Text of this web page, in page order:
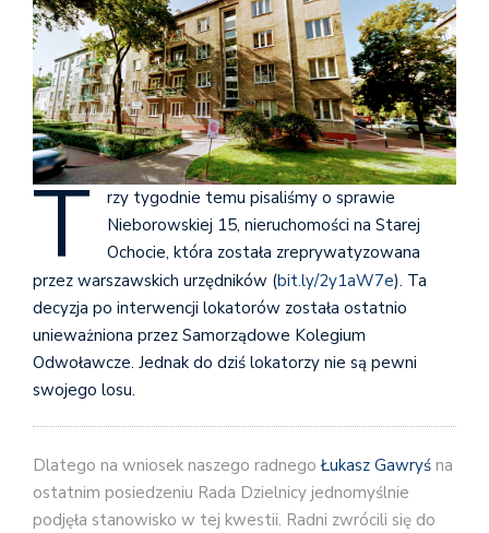
T
rzy tygodnie temu pisaliśmy o sprawie
Nieborowskiej 15, nieruchomości na Starej
Ochocie, która została zreprywatyzowana
przez warszawskich urzędników (bit.ly/2y1aW7e). Ta
decyzja po interwencji lokatorów została ostatnio
unieważniona przez Samorządowe Kolegium
Odwoławcze. Jednak do dziś lokatorzy nie są pewni
swojego losu.
Dlatego na wniosek naszego radnegoŁukasz Gawryś na
ostatnim posiedzeniu Rada Dzielnicy jednomyślnie
podjęła stanowisko w tej kwestii. Radni zwrócili się do